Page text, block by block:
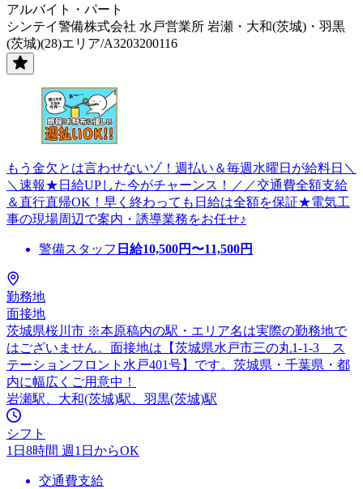
アルバイト・パート
シンテイ警備株式会社 水戸営業所 岩瀬・大和(茨城)・羽黒
(茨城)(28)エリア/A3203200116
もう金欠とは言わせないゾ！週払い＆毎週水曜日が給料日＼
＼速報★日給UPした今がチャーンス！／／交通費全額支給
＆直行直帰OK！早く終わっても日給は全額を保証★電気工
事の現場周辺で案内・誘導業務をお任せ♪
警備スタッフ 日給10,500円〜11,500円
勤務地
面接地
茨城県桜川市 ※本原稿内の駅・エリア名は実際の勤務地で
はございません。面接地は【茨城県水戸市三の丸1-1-3 ス
テーションフロント水戸401号】です。茨城県・千葉県・都
内に幅広くご用意中！
岩瀬駅、大和(茨城)駅、羽黒(茨城)駅
シフト
1日8時間 週1日からOK
交通費支給